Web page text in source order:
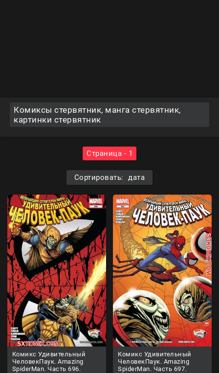
Комиксы стервятник, манга стервятник,
картинки стервятник
Страница - 1
Сортировать: дата
Комикс Удивительный
ЧеловекПаук. Amazing
SpiderMan. Часть 696.
Комикс Удивительный
ЧеловекПаук. Amazing
SpiderMan. Часть 697.